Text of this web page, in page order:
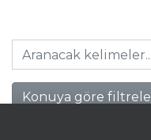
Konuya göre filtrele